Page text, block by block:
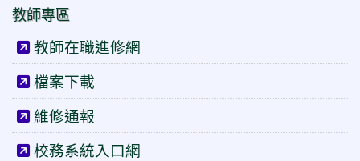
教師專區
教師在職進修網
檔案下載
維修通報
校務系統入口網